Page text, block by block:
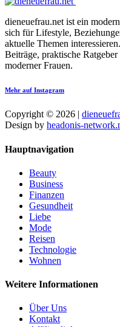
dieneuefrau.net ist ein
sich für Lifestyle,
aktuelle Themen
Beiträge, praktische
moderner Frauen.
Mehr auf Instagram
Copyright © 2026 |
Design by headonis-
Hauptnavigation
Beauty
Business
Finanzen
Gesundheit
Liebe
Mode
Reisen
Technologie
Wohnen
Weitere Informationen
Über Uns
Kontakt